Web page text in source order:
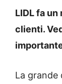
LIDL fa
clienti.
La grande